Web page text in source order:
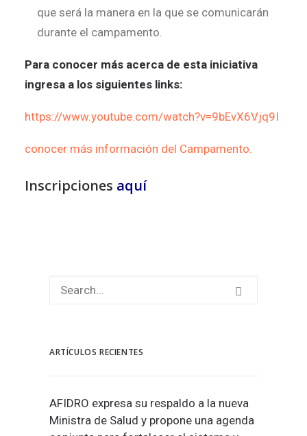
que será la manera en la que se comunicarán
durante el campamento.
Para conocer más acerca de esta iniciativa
ingresa a los siguientes links:
https://www.youtube.com/watch?v=9bEvX6Vjq9I
conocer más información del Campamento.
Inscripciones aquí
ARTÍCULOS RECIENTES
AFIDRO expresa su respaldo a la nueva
Ministra de Salud y propone una agenda